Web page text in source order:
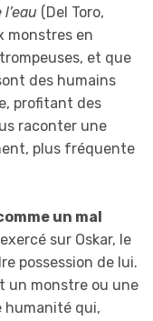
(Del Toro,
monstres en
et que
des humains
profitant des
raconter une
plus fréquente
un mal
sur Oskar, le
possession de lui.
un monstre ou une
humanité qui,